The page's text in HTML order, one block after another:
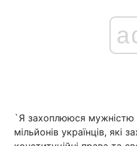
`Я захоплююся мужністю
мільйонів українців, які